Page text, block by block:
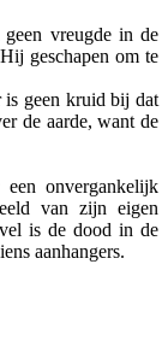
vreugde in de
geschapen om te
is geen kruid bij dat
de aarde, want de
onvergankelijk
van zijn eigen
is de dood in de
aanhangers.